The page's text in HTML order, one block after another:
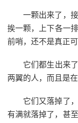
一颗出来了，接
挨一颗，上下各一
前哨，还不是真正
它们都生出来了
两翼的人，而且是
它们又落掉了，
有满就落掉了，甚